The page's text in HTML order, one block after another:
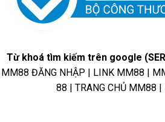
Từ khoá tìm kiếm trên google
MM88 ĐĂNG NHẬP | LINK MM88 |
88 | TRANG CHỦ MM88